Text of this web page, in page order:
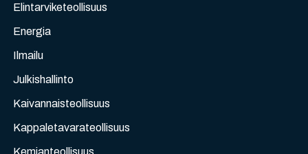
Elintarviketeollisuus
Energia
Ilmailu
Julkishallinto
Kaivannaisteollisuus
Kappaletavarateollisuus
Kemianteollisuus